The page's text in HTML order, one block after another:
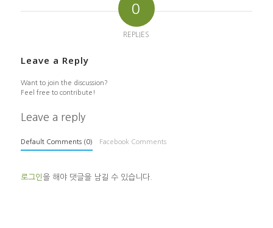
0
REPLIES
Leave a Reply
Want to join the discussion?
Feel free to contribute!
Leave a reply
Default Comments (0) Facebook Comments
로그인을 해야 댓글을 남길 수 있습니다.